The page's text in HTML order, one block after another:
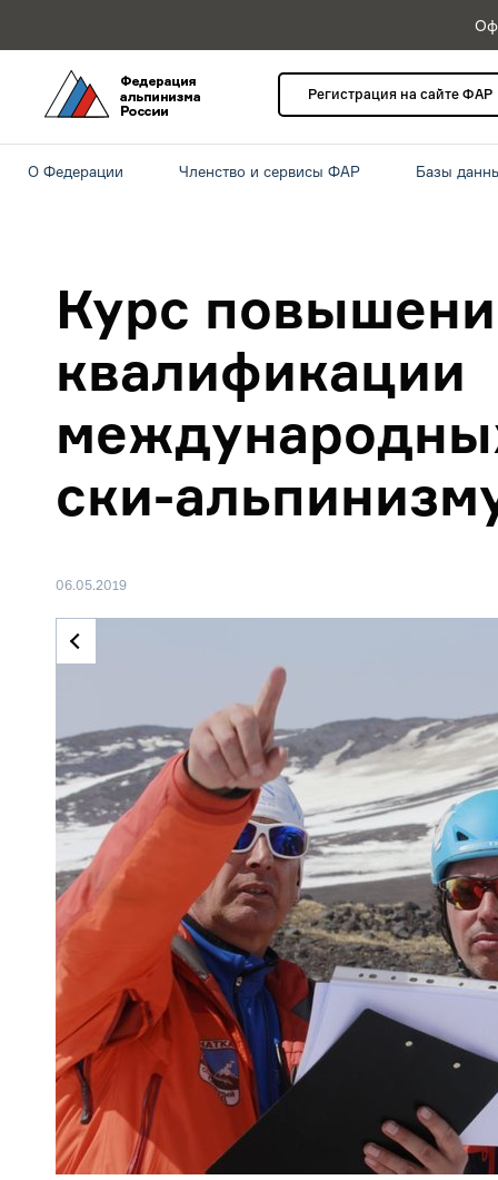
Регистрация на сайте ФАР
О Федерации Членство и сервисы ФАР Базы
Курс
квалификации
ски-
06.05.2019